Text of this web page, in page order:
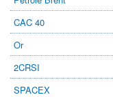
ÉLIGIBILITÉ
Non éligible
CAC 40
Or
2CRSI
SPACEX